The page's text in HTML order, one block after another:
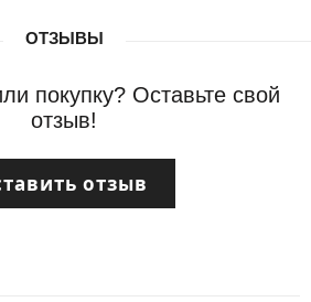
ОТЗЫВЫ
покупку? Оставьте свой
отзыв!
отзыв